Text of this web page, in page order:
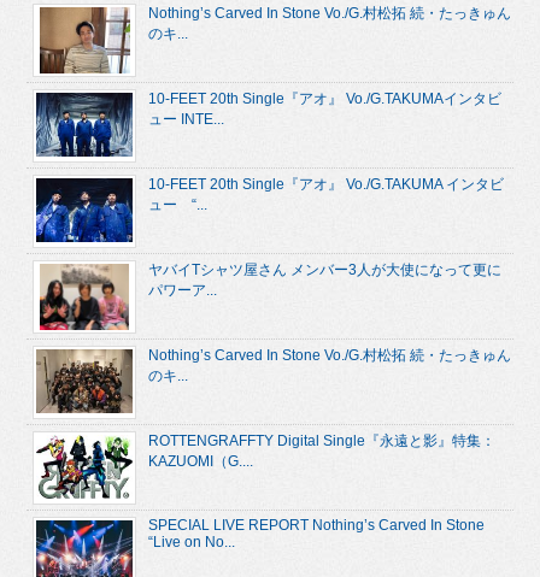
Nothing’s Carved In Stone Vo./G.村松拓 続・たっきゅん
のキ...
10-FEET 20th Single『アオ』 Vo./G.TAKUMAインタビ
ュー INTE...
10-FEET 20th Single『アオ』 Vo./G.TAKUMA インタビ
ュー “...
ヤバイTシャツ屋さん メンバー3人が大使になって更に
パワーア...
Nothing’s Carved In Stone Vo./G.村松拓 続・たっきゅん
のキ...
ROTTENGRAFFTY Digital Single『永遠と影』特集：
KAZUOMI（G....
SPECIAL LIVE REPORT Nothing’s Carved In Stone
“Live on No...